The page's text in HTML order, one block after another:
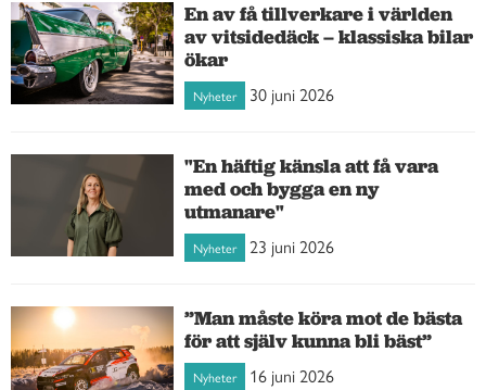
En av få tillverkare i världen
av vitsidedäck – klassiska bilar
ökar
Nyheter 30 juni 2026
"En häftig känsla att få vara
med och bygga en ny
utmanare"
Nyheter 23 juni 2026
”Man måste köra mot de bästa
för att själv kunna bli bäst”
Nyheter 16 juni 2026